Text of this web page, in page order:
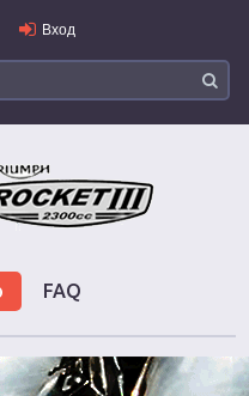
Вход
FAQ